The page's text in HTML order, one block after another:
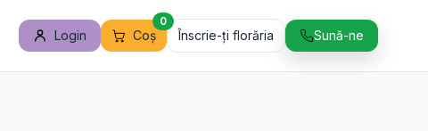
Login Coș
0
Înscrie-ți florăria Sună-ne